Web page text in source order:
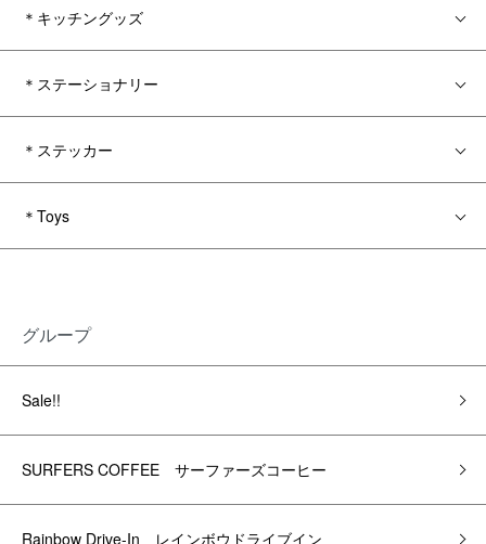
＊キッチングッズ
＊ステーショナリー
＊ステッカー
＊Toys
グループ
Sale!!
SURFERS COFFEE サーファーズコーヒー
Rainbow Drive-In レインボウドライブイン